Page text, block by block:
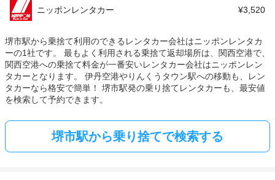
ニッポンレンタカー ¥3,520
堺市駅から乗捨て利用のできるレンタカー会社はニッポンレンタカ
ーの1社です。 最もよく利用される乗捨て返却場所は、関西空港で、
関西空港への乗捨て料金が一番安いレンタカー会社はニッポンレン
タカーとなります。 伊丹空港やりんくうタウン駅への移動も、レン
タカーなら格安で簡単！ 堺市駅発の乗り捨てレンタカーも、最安値
を検索して予約できます。
堺市駅から乗り捨てで検索する